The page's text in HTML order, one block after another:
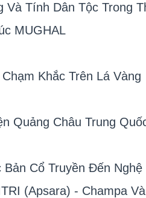
Và Tính Dân Tộc Trong
MUGHAL
Khắc Trên Lá Vàng
Quảng Châu Trung
Cổ Truyền Đến
(Apsara) - Champa